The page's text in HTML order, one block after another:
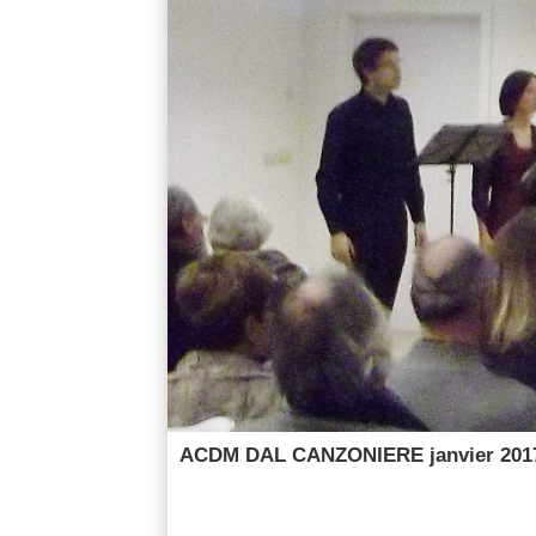
ACDM DAL CANZONIERE janvier